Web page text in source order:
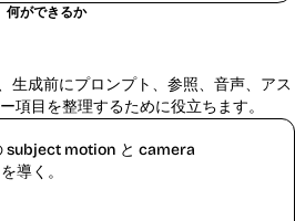
何ができるか
成前にプロンプト、参照、音声、アス
項目を整理するために役立ちます。
subject motion と camera
導く。